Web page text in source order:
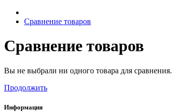
Сравнение товаров
Сравнение товаров
Вы не выбрали ни одного товара для сравнения.
Продолжить
Информация